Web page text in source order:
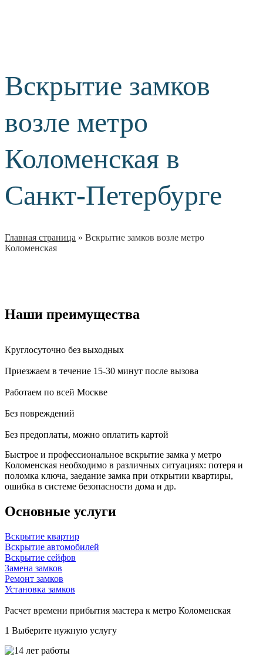
Вскрытие замков
возле метро
Коломенская в
Санкт-Петербурге
Главная страница » Вскрытие замков возле метро
Коломенская
Наши преимущества
Круглосуточно без выходных
Приезжаем в течение 15-30 минут после вызова
Работаем по всей Москве
Без повреждений
Без предоплаты, можно оплатить картой
Быстрое и профессиональное вскрытие замка у метро
Коломенская необходимо в различных ситуациях: потеря и
поломка ключа, заедание замка при открытии квартиры,
ошибка в системе безопасности дома и др.
Основные услуги
Вскрытие квартир
Вскрытие автомобилей
Вскрытие сейфов
Замена замков
Ремонт замков
Установка замков
Расчет времени прибытия мастера к метро Коломенская
1 Выберите нужную услугу